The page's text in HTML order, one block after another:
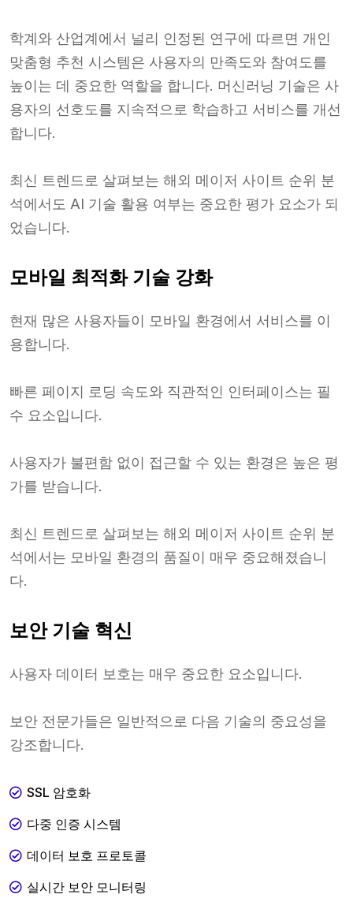
학계와 산업계에서 널리 인정된 연구에 따르면 개인
맞춤형 추천 시스템은 사용자의 만족도와 참여도를
높이는 데 중요한 역할을 합니다. 머신러닝 기술은 사
용자의 선호도를 지속적으로 학습하고 서비스를 개선
합니다.
최신 트렌드로 살펴보는 해외 메이저 사이트 순위 분
석에서도 AI 기술 활용 여부는 중요한 평가 요소가 되
었습니다.
모바일 최적화 기술 강화
현재 많은 사용자들이 모바일 환경에서 서비스를 이
용합니다.
빠른 페이지 로딩 속도와 직관적인 인터페이스는 필
수 요소입니다.
사용자가 불편함 없이 접근할 수 있는 환경은 높은 평
가를 받습니다.
최신 트렌드로 살펴보는 해외 메이저 사이트 순위 분
석에서는 모바일 환경의 품질이 매우 중요해졌습니
다.
보안 기술 혁신
사용자 데이터 보호는 매우 중요한 요소입니다.
보안 전문가들은 일반적으로 다음 기술의 중요성을
강조합니다.
SSL 암호화
다중 인증 시스템
데이터 보호 프로토콜
실시간 보안 모니터링